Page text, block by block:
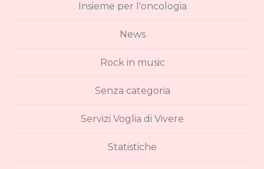
Insieme per l'oncologia
News
Rock in music
Senza categoria
Servizi Voglia di Vivere
Statistiche